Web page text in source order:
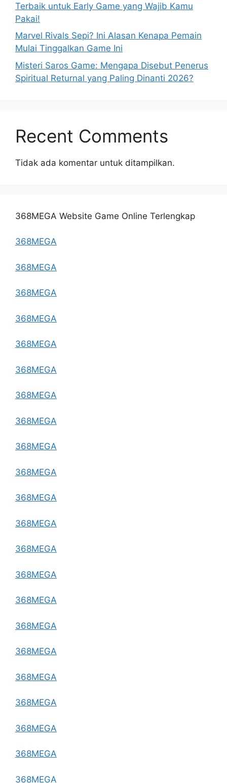
Terbaik untuk Early Game yang Wajib Kamu
Pakai!
Marvel Rivals Sepi? Ini Alasan Kenapa Pemain
Mulai Tinggalkan Game Ini
Misteri Saros Game: Mengapa Disebut Penerus
Spiritual Returnal yang Paling Dinanti 2026?
Recent Comments
Tidak ada komentar untuk ditampilkan.
368MEGA Website Game Online Terlengkap
368MEGA
368MEGA
368MEGA
368MEGA
368MEGA
368MEGA
368MEGA
368MEGA
368MEGA
368MEGA
368MEGA
368MEGA
368MEGA
368MEGA
368MEGA
368MEGA
368MEGA
368MEGA
368MEGA
368MEGA
368MEGA
368MEGA